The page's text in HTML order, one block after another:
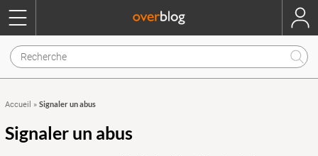
Accueil » Signaler un abus
Signaler un abus